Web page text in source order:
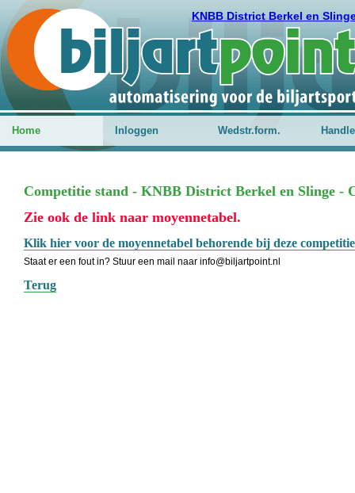
KNBB District Berkel en
Home Inloggen Wedstr.form.
Competitie stand - KNBB District Berkel en Slinge -
Zie ook de link naar moyennetabel.
Klik hier voor de moyennetabel behorende bij deze
Staat er een fout in? Stuur een mail naar info@biljartpoint.nl
Terug